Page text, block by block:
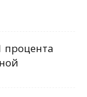
процента